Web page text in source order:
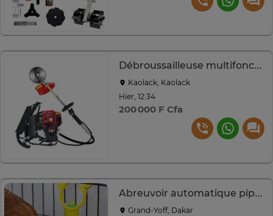
Débroussailleuse multifonction 4 temps
Kaolack, Kaolack
Hier, 12:34
200 000 F Cfa
Abreuvoir automatique pipette
Grand-Yoff, Dakar